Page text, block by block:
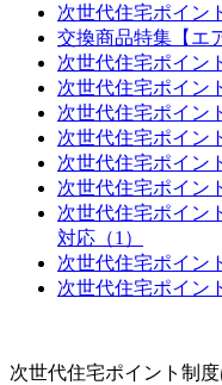
次世代住宅ポイン
交換商品特集【エ
次世代住宅ポイン
次世代住宅ポイン
次世代住宅ポイン
次世代住宅ポイン
次世代住宅ポイン
次世代住宅ポイン
次世代住宅ポイン
対応（1）
次世代住宅ポイン
次世代住宅ポイン
次世代住宅ポイント制